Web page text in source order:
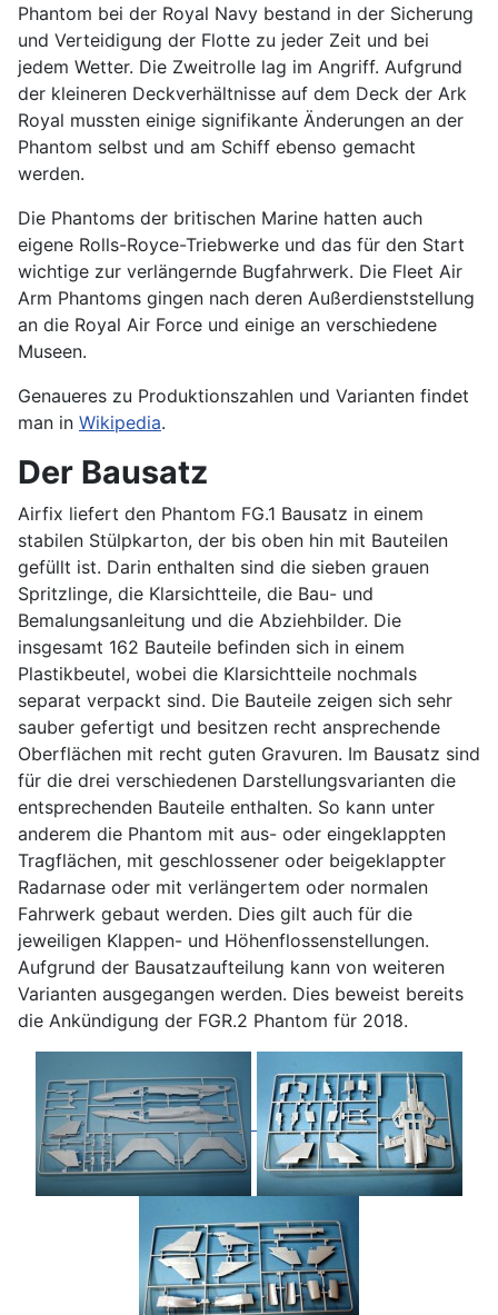
Phantom bei der Royal Navy bestand in der Sicherung
und Verteidigung der Flotte zu jeder Zeit und bei
jedem Wetter. Die Zweitrolle lag im Angriff. Aufgrund
der kleineren Deckverhältnisse auf dem Deck der Ark
Royal mussten einige signifikante Änderungen an der
Phantom selbst und am Schiff ebenso gemacht
werden.
Die Phantoms der britischen Marine hatten auch
eigene Rolls-Royce-Triebwerke und das für den Start
wichtige zur verlängernde Bugfahrwerk. Die Fleet Air
Arm Phantoms gingen nach deren Außerdienststellung
an die Royal Air Force und einige an verschiedene
Museen.
Genaueres zu Produktionszahlen und Varianten findet
man in Wikipedia.
Der Bausatz
Airfix liefert den Phantom FG.1 Bausatz in einem
stabilen Stülpkarton, der bis oben hin mit Bauteilen
gefüllt ist. Darin enthalten sind die sieben grauen
Spritzlinge, die Klarsichtteile, die Bau- und
Bemalungsanleitung und die Abziehbilder. Die
insgesamt 162 Bauteile befinden sich in einem
Plastikbeutel, wobei die Klarsichtteile nochmals
separat verpackt sind. Die Bauteile zeigen sich sehr
sauber gefertigt und besitzen recht ansprechende
Oberflächen mit recht guten Gravuren. Im Bausatz sind
für die drei verschiedenen Darstellungsvarianten die
entsprechenden Bauteile enthalten. So kann unter
anderem die Phantom mit aus- oder eingeklappten
Tragflächen, mit geschlossener oder beigeklappter
Radarnase oder mit verlängertem oder normalen
Fahrwerk gebaut werden. Dies gilt auch für die
jeweiligen Klappen- und Höhenflossenstellungen.
Aufgrund der Bausatzaufteilung kann von weiteren
Varianten ausgegangen werden. Dies beweist bereits
die Ankündigung der FGR.2 Phantom für 2018.